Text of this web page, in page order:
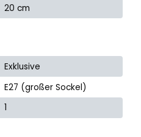
20 cm
Exklusive
E27 (großer Sockel)
1